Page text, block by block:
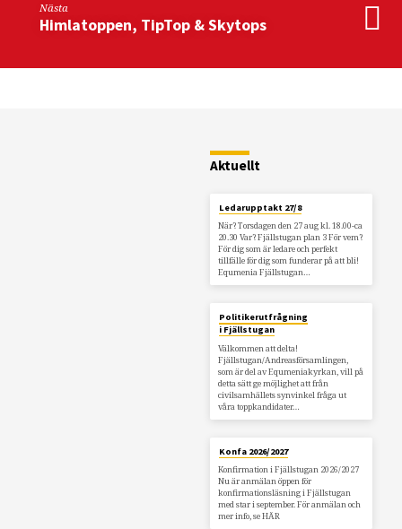
Nästa
Himlatoppen, TipTop & Skytops
Aktuellt
Ledarupptakt 27/8
När? Torsdagen den 27 aug kl. 18.00-ca
20.30 Var? Fjällstugan plan 3 För vem?
För dig som är ledare och perfekt
tillfälle för dig som funderar på att bli!
Equmenia Fjällstugan…
Politikerutfrågning
i Fjällstugan
Välkommen att delta!
Fjällstugan/Andreasförsamlingen,
som är del av Equmeniakyrkan, vill på
detta sätt ge möjlighet att från
civilsamhällets synvinkel fråga ut
våra toppkandidater…
Konfa 2026/2027
Konfirmation i Fjällstugan 2026/2027
Nu är anmälan öppen för
konfirmationsläsning i Fjällstugan
med star i september. För anmälan och
mer info, se HÄR